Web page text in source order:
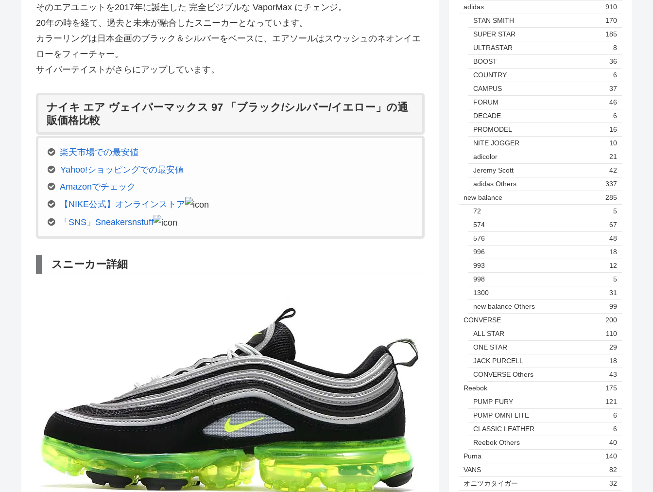
そのエアユニットを2017年に誕生した 完全ビジブルな VaporMax にチェンジ。
20年の時を経て、過去と未来が融合したスニーカーとなっています。
カラーリングは日本企画のブラック＆シルバーをベースに、エアソールはスウッシュのネオンイエ
ローをフィーチャー。
サイバーテイストがさらにアップしています。
ナイキ エア ヴェイパーマックス 97 「ブラック/シルバー/イエロー」の通
販価格比較
楽天市場での最安値
Yahoo!ショッピングでの最安値
Amazonでチェック
【NIKE公式】オンラインストア
「SNS」Sneakersnstuff
スニーカー詳細
adidas
910
STAN SMITH
170
SUPER STAR
185
ULTRASTAR
8
BOOST
36
COUNTRY
6
CAMPUS
37
FORUM
46
DECADE
6
PROMODEL
16
NITE JOGGER
10
adicolor
21
Jeremy Scott
42
adidas Others
337
new balance
285
72
5
574
67
576
48
996
18
993
12
998
5
1300
31
new balance Others
99
CONVERSE
200
ALL STAR
110
ONE STAR
29
JACK PURCELL
18
CONVERSE Others
43
Reebok
175
PUMP FURY
121
PUMP OMNI LITE
6
CLASSIC LEATHER
6
Reebok Others
40
Puma
140
VANS
82
オニツカタイガー
32